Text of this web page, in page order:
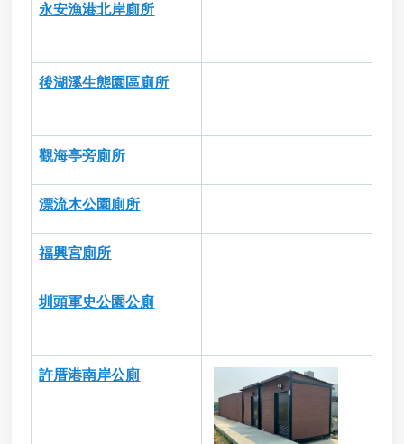
永安漁港北岸廁所
後湖溪生態園區廁所
觀海亭旁廁所
漂流木公園廁所
福興宮廁所
圳頭軍史公園公廁
許厝港南岸公廁